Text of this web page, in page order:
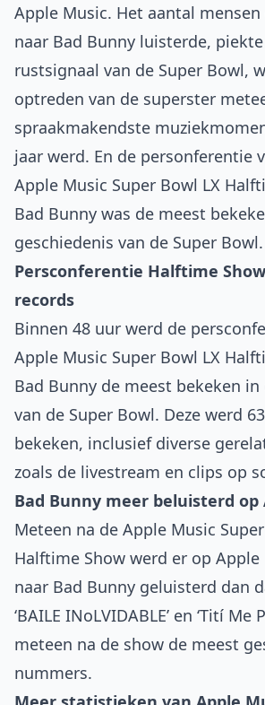
Apple Music. Het aantal
naar Bad Bunny luisterde,
rustsignaal van de Super Bowl,
optreden van de superster
spraakmakendste
jaar werd. En de personferentie
Apple Music Super Bowl LX
Bad Bunny was de meest
geschiedenis van de Super Bowl.
Persconferentie Halftime
records
Binnen 48 uur werd de
Apple Music Super Bowl LX
Bad Bunny de meest bekeken
van de Super Bowl. Deze werd
bekeken, inclusief diverse
zoals de livestream en clips op
Bad Bunny meer beluisterd op
Meteen na de Apple Music
Halftime Show werd er op
naar Bad Bunny geluisterd dan
‘BAILE INoLVIDABLE’ en ‘Tití Me
meteen na de show de meest
nummers.